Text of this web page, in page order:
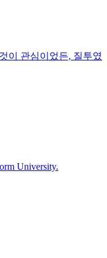
이 관심이었든, 질투였
University.